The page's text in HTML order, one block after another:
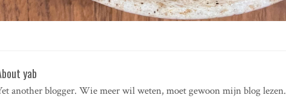
yab
another blogger. Wie meer wil weten, moet gewoon mijn blog lezen.